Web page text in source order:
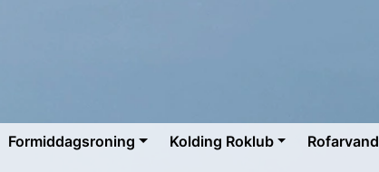
Formiddagsroning Kolding Roklub Rofarvand